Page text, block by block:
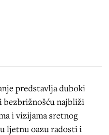
predstavlja duboki
bezbrižnošću najbliži
i vizijama sretnog
ljetnu oazu radosti i